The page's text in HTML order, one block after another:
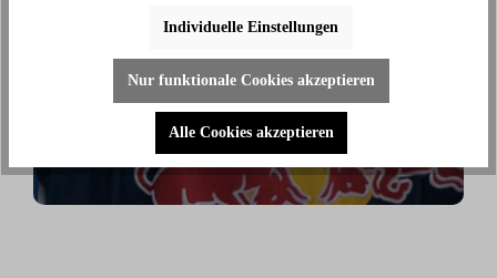
Meister)
"Ich benutze das Bike jeden Tag und es hilft mir
Individuelle Einstellungen
Nur funktionale Cookies akzeptieren
Alle Cookies akzeptieren